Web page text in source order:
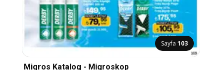
Sayfa 103
Migros Katalog - Migroskop